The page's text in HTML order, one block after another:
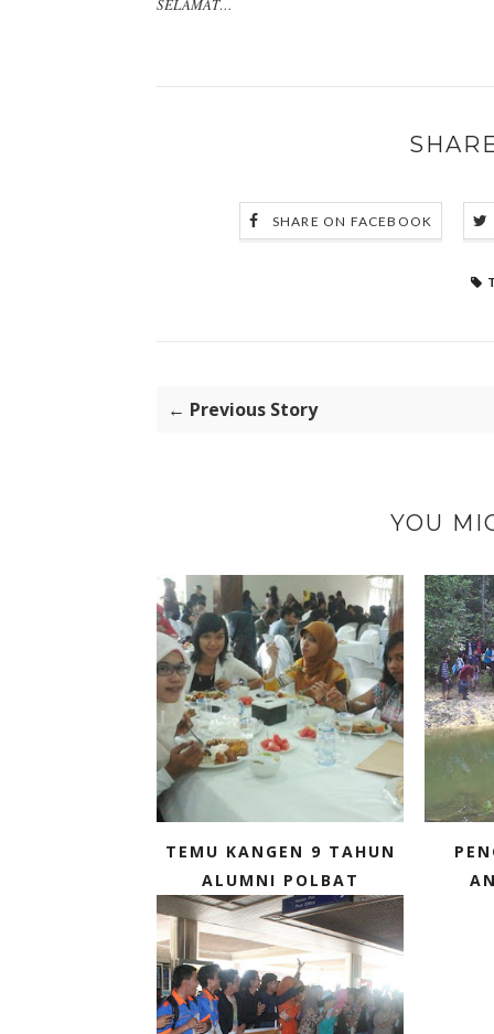
SELAMAT…
SHARE ON FACEBOOK
← Previous Story
YOU
TEMU KANGEN 9 TAHUN
ALUMNI POLBAT